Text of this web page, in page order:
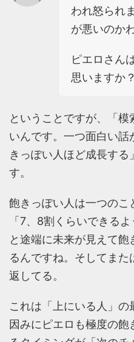
われ怒られ
が悪いのか
ピエロさん
思いますか？
ということですが、「
いんです。一つ面白い
きっぽい人ほど成長す
す。
飽きっぽい人は一つの
「7、8割くらいできる
と途端に未来が見えて
るんですね。そしてま
返してる。
これは「上にいる人」の
因みにピエロも極度の飽